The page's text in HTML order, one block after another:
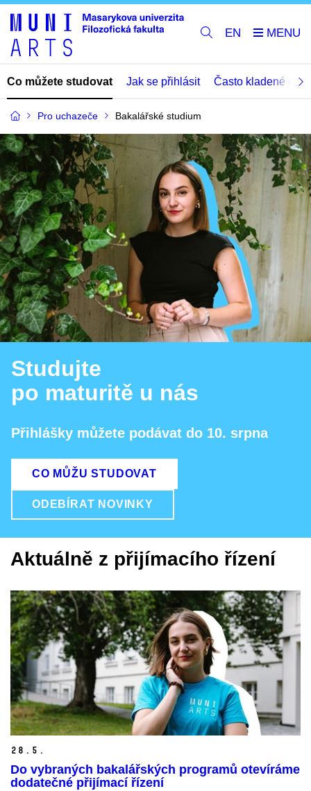
EN
Co můžete studovat Jak se přihlásit Často kladené
Pro uchazeče Bakalářské studium
Studujte
po maturitě u nás
Přihlášky můžete podávat do 10. srpna
CO MŮŽU STUDOVAT
ODEBÍRAT NOVINKY
Aktuálně z přijímacího řízení
28. 5.
Do vybraných bakalářských programů otevíráme
dodatečné přijímací řízení